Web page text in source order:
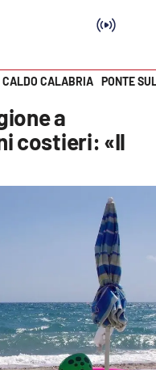
CALDO CALABRIA PONTE
a
costieri: «Il